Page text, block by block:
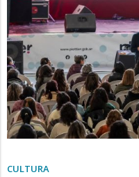
CULTURA